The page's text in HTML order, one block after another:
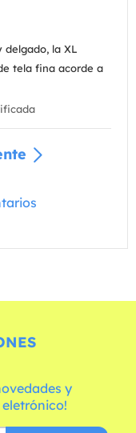
delgado, la XL
tela fina acorde a
y